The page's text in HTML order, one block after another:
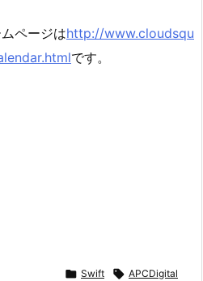
ページはhttp://www.cloudsqu
です。
 Swift  APCDigital